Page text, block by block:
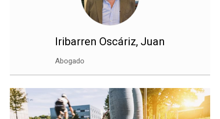
Iribarren Oscáriz, Juan
Abogado